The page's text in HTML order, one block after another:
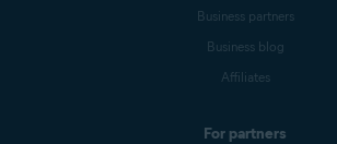
Business partners
Business blog
Affiliates
For partners